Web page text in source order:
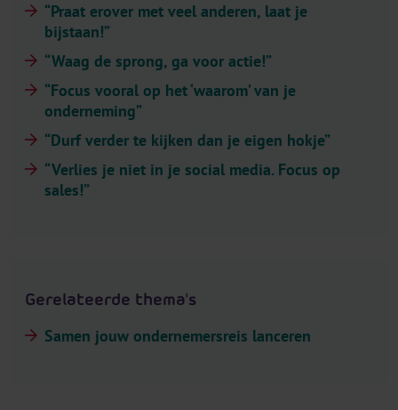
“Praat erover met veel anderen, laat je
bijstaan!”
“Waag de sprong, ga voor actie!”
“Focus vooral op het ‘waarom’ van je
onderneming”
“Durf verder te kijken dan je eigen hokje”
“Verlies je niet in je social media. Focus op
sales!”
Gerelateerde thema's
Samen jouw ondernemersreis lanceren